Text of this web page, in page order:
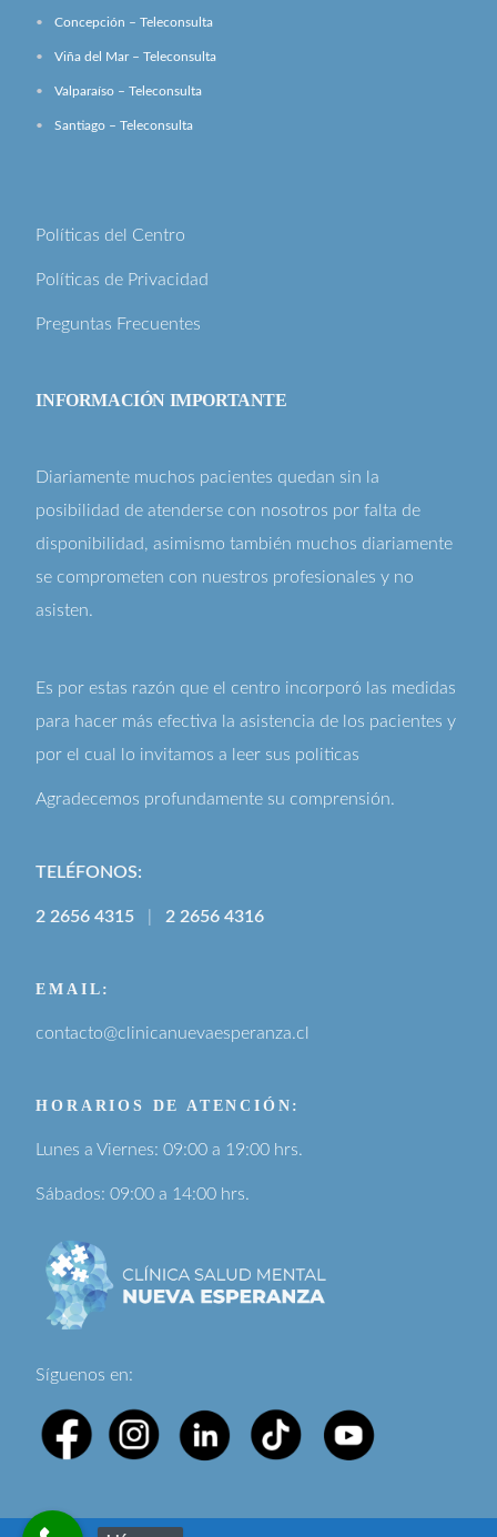
Concepción – Teleconsulta
Viña del Mar – Teleconsulta
Valparaíso – Teleconsulta
Santiago – Teleconsulta
Políticas del Centro
Políticas de Privacidad
Preguntas Frecuentes
INFORMACIÓN IMPORTANTE
Diariamente muchos pacientes quedan sin la
posibilidad de atenderse con nosotros por falta de
disponibilidad, asimismo también muchos diariamente
se comprometen con nuestros profesionales y no
asisten.
Es por estas razón que el centro incorporó las medidas
para hacer más efectiva la asistencia de los pacientes y
por el cual lo invitamos a leer sus politicas
Agradecemos profundamente su comprensión.
TELÉFONOS:
2 2656 4315 2 2656 4316
EMAIL:
contacto@clinicanuevaesperanza.cl
HORARIOS DE ATENCIÓN:
Lunes a Viernes: 09:00 a 19:00 hrs.
Sábados: 09:00 a 14:00 hrs.
Síguenos en: